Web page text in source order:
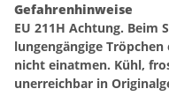
Gefahrenhinweise
EU 211H Achtung. Beim
lungengängige
nicht einatmen. Kühl,
unerreichbar in